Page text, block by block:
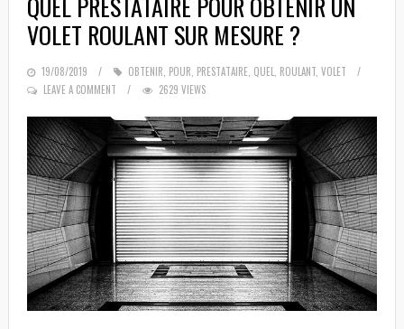
VOLET ROULANT SUR MESURE ?
POSTED
ON
19/08/2019 OBTENIR POUR PRESTATAIRE QUEL ROULANT, VOLET
LEAVE A COMMENT
2629 VIEWS